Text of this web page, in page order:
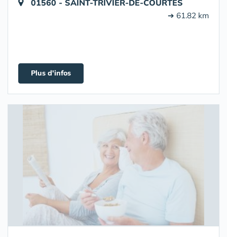
01560 - SAINT-TRIVIER-DE-COURTES
➔ 61.82 km
Plus d'infos